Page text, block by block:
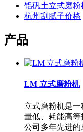
铝矾土立式磨
杭州刮腻子价格
产品
LM 立式磨粉机
立式磨粉机是
量低、耗能高
公司多年先进